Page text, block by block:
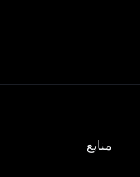
منابع